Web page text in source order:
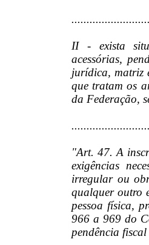
II - exista
acessórias,
jurídica, matriz
que tratam os
da Federação,
"Art. 47. A
exigências
irregular ou
qualquer outro
pessoa física,
966 a 969 do
pendência